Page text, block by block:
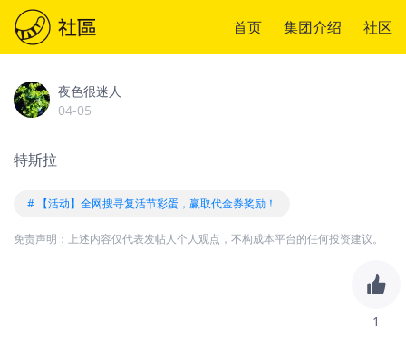
首页 集团介绍 社区
夜色很迷人
04-05
特斯拉
# 【活动】全网搜寻复活节彩蛋，赢取代金券奖励！
免责声明：上述内容仅代表发帖人个人观点，不构成本平台的任何投资建议。
1